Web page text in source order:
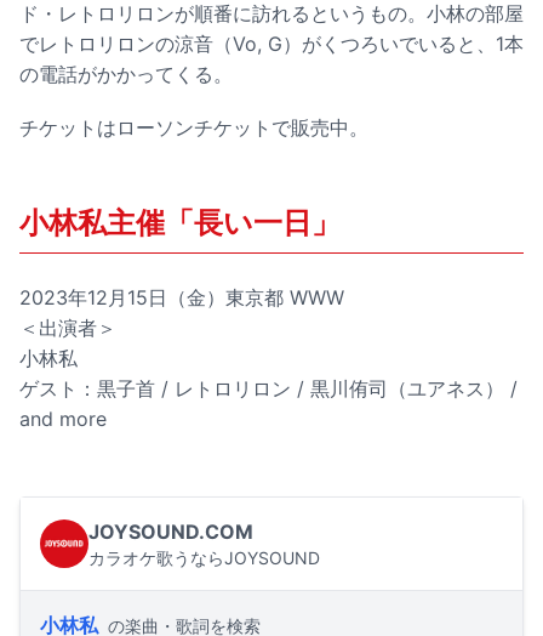
ド・レトロリロンが順番に訪れるというもの。小林の部屋
でレトロリロンの涼音（Vo, G）がくつろいでいると、1本
の電話がかかってくる。
チケットはローソンチケットで販売中。
小林私主催「長い一日」
2023年12月15日（金）東京都 WWW
＜出演者＞
小林私
ゲスト：黒子首 / レトロリロン / 黒川侑司（ユアネス） /
and more
JOYSOUND.COM
カラオケ歌うならJOYSOUND
小林私 の楽曲・歌詞を検索